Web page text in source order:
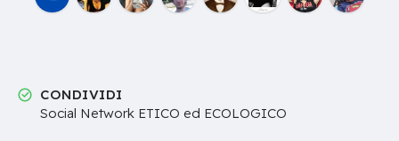
CONDIVIDI
Social Network ETICO ed ECOLOGICO